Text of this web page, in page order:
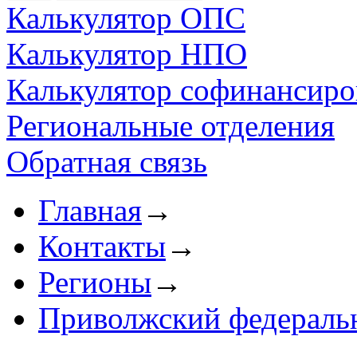
Калькулятор ОПС
Калькулятор НПО
Калькулятор
Региональные отделения
Обратная связь
Главная→
Контакты→
Регионы→
Приволжский